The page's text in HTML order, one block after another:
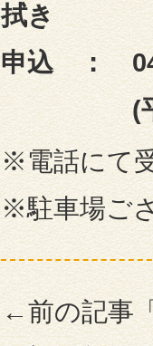
拭き
申込 ：
(平日
※電話にて
※駐車場ご
←前の記事